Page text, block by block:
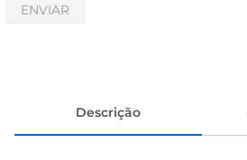
ENVIAR
Descrição